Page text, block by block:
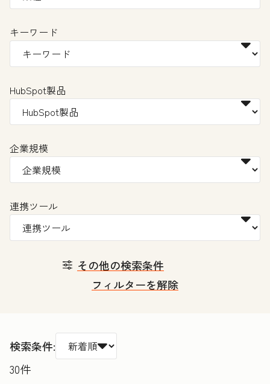
その他の検索条件
キーワード
HubSpot製品
企業規模
連携ツール
フィルターを解除
検索条件:
30件